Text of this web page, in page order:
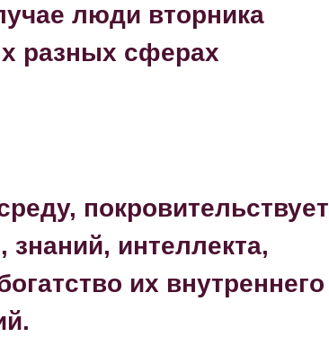
люди вторника
разных сферах
покровительствует
знаний, интеллекта,
их внутреннего